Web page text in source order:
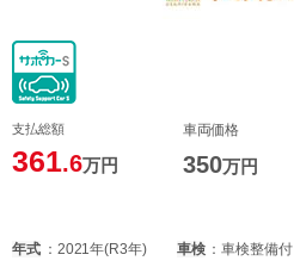
支払総額
361.6万円
車両価格
350万円
年式 2021年(R3年) 車検 車検整備付